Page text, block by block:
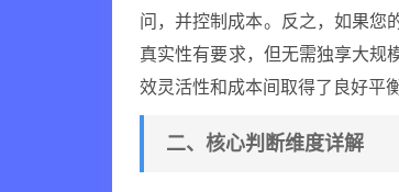
问，并控制成本。反之，如果您
真实性有要求，但无需独享大规
效灵活性和成本间取得了良好平衡
二、核心判断维度详解